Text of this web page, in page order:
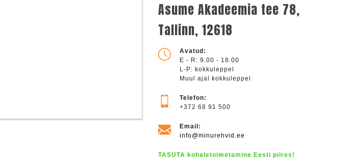
Asume Akadeemia tee 78,
Tallinn, 12618
Avatud:
E - R: 9.00 - 18.00
L-P: kokkuleppel
Muul ajal kokkuleppel
Telefon:
+372 68 91 500
Email:
info@minurehvid.ee
TASUTA kohaletoimetamine Eesti piires!